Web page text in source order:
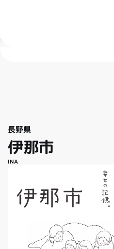
長野県
伊那市
INA